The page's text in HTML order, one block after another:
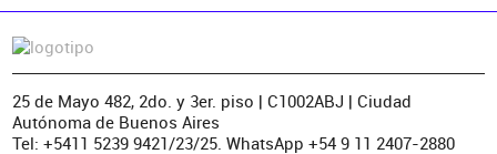
25 de Mayo 482, 2do. y 3er. piso | C1002ABJ | Ciudad
Autónoma de Buenos Aires
Tel: +5411 5239 9421/23/25. WhatsApp +54 9 11 2407-2880